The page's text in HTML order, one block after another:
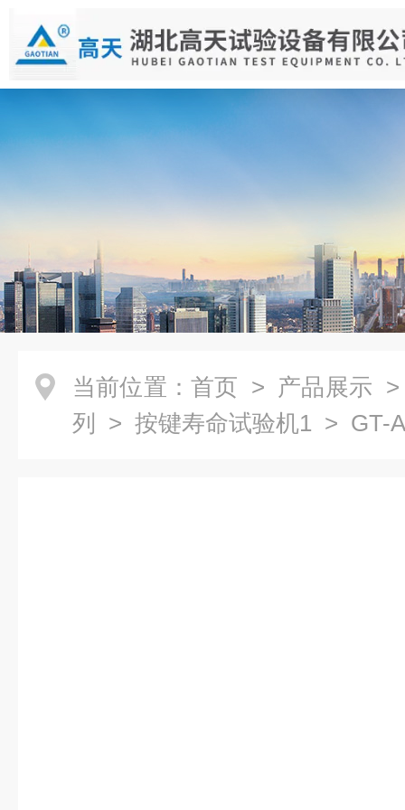
当前位置： 首页 > 产品展示
列
> 按键寿命试验机1 > GT-